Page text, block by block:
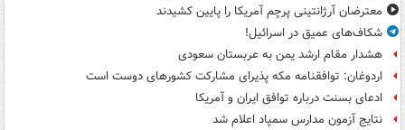
معترضان آرژانتینی پرچم آمریکا را پایین کشیدند
شکاف‌های عمیق در اسرائیل!
هشدار مقام ارشد یمن به عربستان سعودی
اردوغان: توافقنامه مکه پذیرای مشارکت کشورهای دوست است
ادعای بسنت درباره توافق ایران و آمریکا
نتایج آزمون مدارس سمپاد اعلام شد